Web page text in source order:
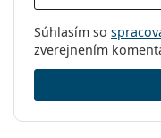
Súhlasím so
zverejnením